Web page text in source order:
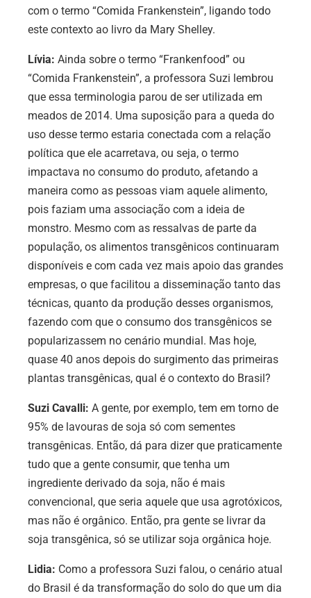
com o termo “Comida Frankenstein”, ligando todo
este contexto ao livro da Mary Shelley.
Lívia: Ainda sobre o termo “Frankenfood” ou
“Comida Frankenstein”, a professora Suzi lembrou
que essa terminologia parou de ser utilizada em
meados de 2014. Uma suposição para a queda do
uso desse termo estaria conectada com a relação
política que ele acarretava, ou seja, o termo
impactava no consumo do produto, afetando a
maneira como as pessoas viam aquele alimento,
pois faziam uma associação com a ideia de
monstro. Mesmo com as ressalvas de parte da
população, os alimentos transgênicos continuaram
disponíveis e com cada vez mais apoio das grandes
empresas, o que facilitou a disseminação tanto das
técnicas, quanto da produção desses organismos,
fazendo com que o consumo dos transgênicos se
popularizassem no cenário mundial. Mas hoje,
quase 40 anos depois do surgimento das primeiras
plantas transgênicas, qual é o contexto do Brasil?
Suzi Cavalli: A gente, por exemplo, tem em torno de
95% de lavouras de soja só com sementes
transgênicas. Então, dá para dizer que praticamente
tudo que a gente consumir, que tenha um
ingrediente derivado da soja, não é mais
convencional, que seria aquele que usa agrotóxicos,
mas não é orgânico. Então, pra gente se livrar da
soja transgênica, só se utilizar soja orgânica hoje.
Lidia: Como a professora Suzi falou, o cenário atual
do Brasil é da transformação do solo do que um dia